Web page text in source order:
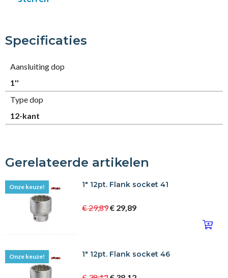
Specificaties
Aansluiting dop
1''
Type dop
12-kant
Gerelateerde artikelen
Onze keuze! 1" 12pt. Flank socket 41
€ 29,89€ 29,89
Onze keuze! 1" 12pt. Flank socket 46